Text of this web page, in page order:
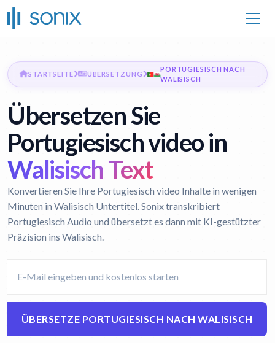
STARTSEITE ÜBERSETZUNG
PORTUGIESISCH NACH
WALISISCH
Übersetzen Sie
Portugiesisch video in
Walisisch Text
Konvertieren Sie Ihre Portugiesisch video Inhalte in wenigen
Minuten in Walisisch Untertitel. Sonix transkribiert
Portugiesisch Audio und übersetzt es dann mit KI-gestützter
Präzision ins Walisisch.
ÜBERSETZE PORTUGIESISCH NACH WALISISCH